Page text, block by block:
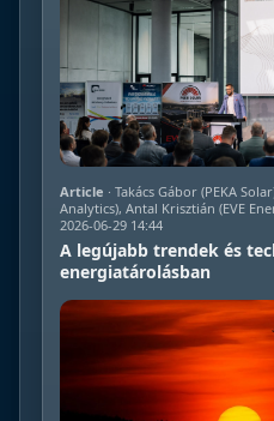
Article · Takács Gábor (PEKA
Analytics), Antal Krisztián (EVE
2026-06-29 14:44
A legújabb trendek és
energiatárolásban